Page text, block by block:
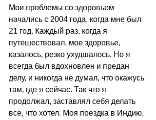
Мои проблемы со здоровьем
начались с 2004 года, когда мне был
21 год. Каждый раз, когда я
путешествовал, мое здоровье,
казалось, резко ухудшалось. Но я
всегда был вдохновлен и предан
делу, и никогда не думал, что окажусь
там, где я сейчас. Так что я
продолжал, заставлял себя делать
все, что хотел. Моя поездка в Индию,